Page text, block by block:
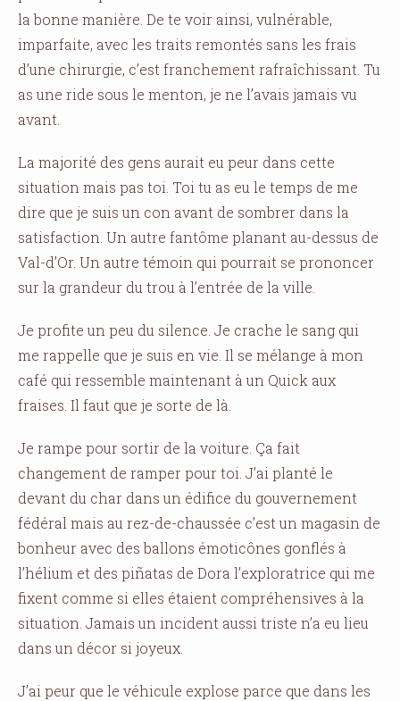
la bonne manière. De te voir ainsi, vulnérable,
imparfaite, avec les traits remontés sans les frais
d’une chirurgie, c’est franchement rafraîchissant. Tu
as une ride sous le menton, je ne l’avais jamais vu
avant.
La majorité des gens aurait eu peur dans cette
situation mais pas toi. Toi tu as eu le temps de me
dire que je suis un con avant de sombrer dans la
satisfaction. Un autre fantôme planant au-dessus de
Val-d’Or. Un autre témoin qui pourrait se prononcer
sur la grandeur du trou à l’entrée de la ville.
Je profite un peu du silence. Je crache le sang qui
me rappelle que je suis en vie. Il se mélange à mon
café qui ressemble maintenant à un Quick aux
fraises. Il faut que je sorte de là.
Je rampe pour sortir de la voiture. Ça fait
changement de ramper pour toi. J’ai planté le
devant du char dans un édifice du gouvernement
fédéral mais au rez-de-chaussée c’est un magasin de
bonheur avec des ballons émoticônes gonflés à
l’hélium et des piñatas de Dora l’exploratrice qui me
fixent comme si elles étaient compréhensives à la
situation. Jamais un incident aussi triste n’a eu lieu
dans un décor si joyeux.
J’ai peur que le véhicule explose parce que dans les